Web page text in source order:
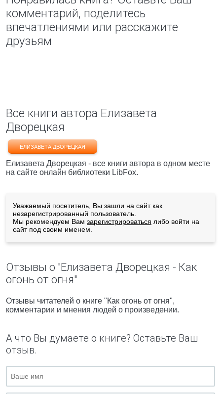
комментарий, поделитесь
впечатлениями или расскажите
друзьям
Все книги автора Елизавета
Дворецкая
ЕЛИЗАВЕТА ДВОРЕЦКАЯ
Елизавета Дворецкая - все книги автора в одном месте
на сайте онлайн библиотеки LibFox.
Уважаемый посетитель, Вы зашли на сайт как
незарегистрированный пользователь.
Мы рекомендуем Вам зарегистрироваться либо войти на
сайт под своим именем.
Отзывы о "Елизавета Дворецкая - Как
огонь от огня"
Отзывы читателей о книге "Как огонь от огня",
комментарии и мнения людей о произведении.
А что Вы думаете о книге? Оставьте Ваш
отзыв.